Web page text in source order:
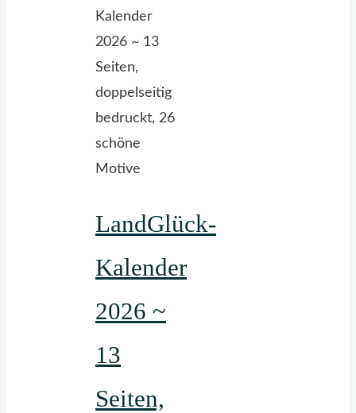
man
auch
LandGlück-
Kalender
2026 ~
13
Seiten,